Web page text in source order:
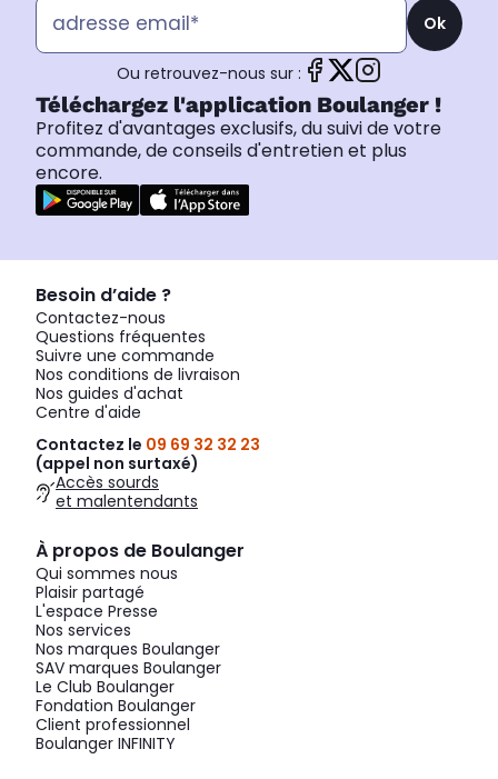
Ok
Ou retrouvez-nous sur :
Téléchargez l'application Boulanger !
Profitez d'avantages exclusifs, du suivi de votre
commande, de conseils d'entretien et plus
encore.
Besoin d’aide ?
Contactez-nous
Questions fréquentes
Suivre une commande
Nos conditions de livraison
Nos guides d'achat
Centre d'aide
Contactez le 09 69 32 32 23
(appel non surtaxé)
Accès sourds
et malentendants
À propos de Boulanger
Qui sommes nous
Plaisir partagé
L'espace Presse
Nos services
Nos marques Boulanger
SAV marques Boulanger
Le Club Boulanger
Fondation Boulanger
Client professionnel
Boulanger INFINITY